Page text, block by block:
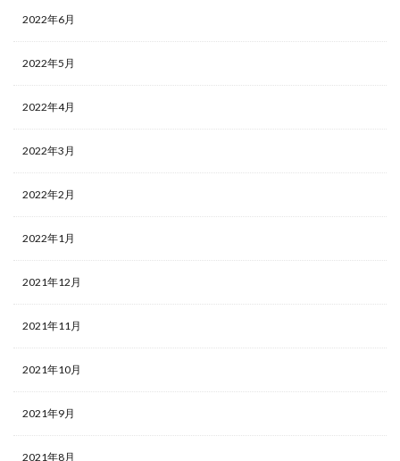
2022年6月
2022年5月
2022年4月
2022年3月
2022年2月
2022年1月
2021年12月
2021年11月
2021年10月
2021年9月
2021年8月